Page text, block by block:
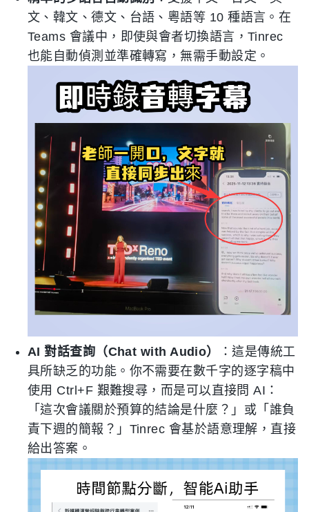
文、韓文、德文、台語、粵語等 10 種語言。在
Teams 會議中，即使與會者切換語言，Tinrec
也能自動偵測並準確轉寫，無需手動設定。
AI 對話查詢（Chat with Audio）
：這是傳統工
具所缺乏的功能。你不需要在數千字的逐字稿中
使用 Ctrl+F 艱難搜尋，而是可以直接問 AI：
「這次會議關於預算的結論是什麼？」或「誰負
責下週的簡報？」Tinrec 會基於語意理解，直接
給出答案。